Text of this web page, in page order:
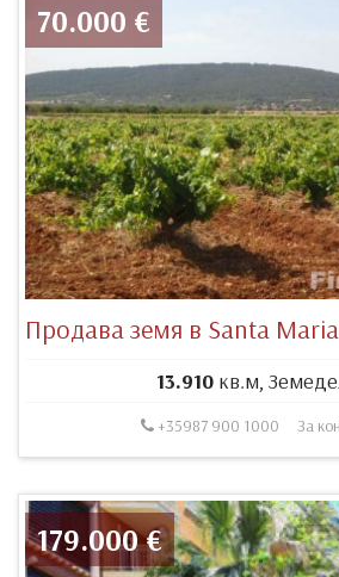
70.000 €
13.910 кв.м,
+35987 900 1000 За
179.000 €